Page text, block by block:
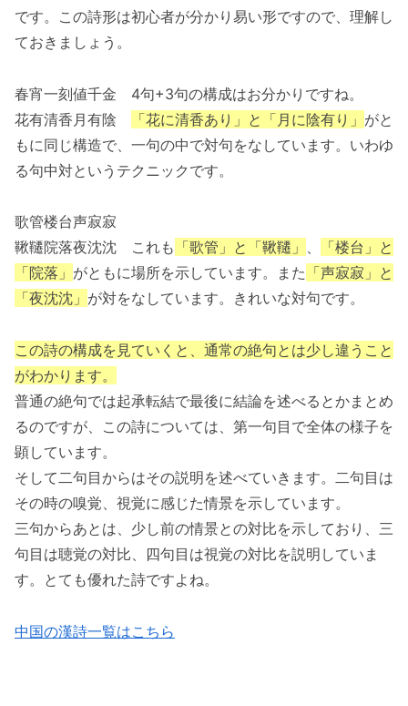
です。この詩形は初心者が分かり易い形ですので、理解し
ておきましょう。
春宵一刻値千金 4句+3句の構成はお分かりですね。
花有清香月有陰
「花に清香あり」と「月に陰有り」 がと
もに同じ構造で、一句の中で対句をなしています。いわゆ
る句中対というテクニックです。
歌管楼台声寂寂
鞦韆院落夜沈沈 これも 「歌管」と「鞦韆」 、
「楼台」と
「院落」 がともに場所を示しています。また 「声寂寂」と
「夜沈沈」 が対をなしています。きれいな対句です。
この詩の構成を見ていくと、通常の絶句とは少し違うこと
がわかります。
普通の絶句では起承転結で最後に結論を述べるとかまとめ
るのですが、この詩については、第一句目で全体の様子を
顕しています。
そして二句目からはその説明を述べていきます。二句目は
その時の嗅覚、視覚に感じた情景を示しています。
三句からあとは、少し前の情景との対比を示しており、三
句目は聴覚の対比、四句目は視覚の対比を説明していま
す。とても優れた詩ですよね。
中国の漢詩一覧はこちら